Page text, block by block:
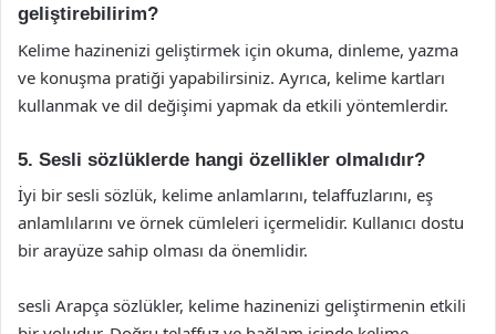
geliştirebilirim?
Kelime hazinenizi geliştirmek için okuma, dinleme, yazma
ve konuşma pratiği yapabilirsiniz. Ayrıca, kelime kartları
kullanmak ve dil değişimi yapmak da etkili yöntemlerdir.
5. Sesli sözlüklerde hangi özellikler olmalıdır?
İyi bir sesli sözlük, kelime anlamlarını, telaffuzlarını, eş
anlamlılarını ve örnek cümleleri içermelidir. Kullanıcı dostu
bir arayüze sahip olması da önemlidir.
sesli Arapça sözlükler, kelime hazinenizi geliştirmenin etkili